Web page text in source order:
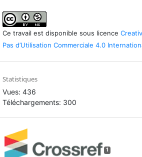
Ce travail est disponible sous licence
Pas d’Utilisation Commerciale 4.0
Statistiques
Vues: 436
Téléchargements: 300
1